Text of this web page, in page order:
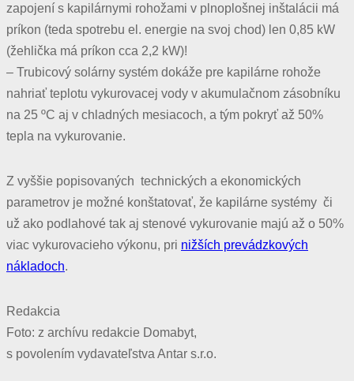
zapojení s kapilárnymi rohožami v plnoplošnej inštalácii má
príkon (teda spotrebu el. energie na svoj chod) len 0,85 kW
(žehlička má príkon cca 2,2 kW)!
– Trubicový solárny systém dokáže pre kapilárne rohože
nahriať teplotu vykurovacej vody v akumulačnom zásobníku
na 25 ºC aj v chladných mesiacoch, a tým pokryť až 50%
tepla na vykurovanie.
Z vyššie popisovaných technických a ekonomických
parametrov je možné konštatovať, že kapilárne systémy či
už ako podlahové tak aj stenové vykurovanie majú až o 50%
viac vykurovacieho výkonu, pri nižších prevádzkových
nákladoch.
Redakcia
Foto: z archívu redakcie Domabyt,
s povolením vydavateľstva Antar s.r.o.